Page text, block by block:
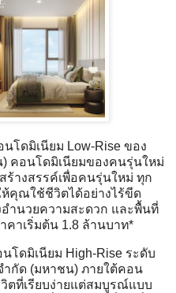
โดมิเนียม Low-Rise ของ
คอนโดมิเนียมของคนรุ่นใหม่
ร้างสรรค์เพื่อคนรุ่นใหม่ ทุก
ห้คุณใช้ชีวิตได้อย่างไร้ขีด
อำนวยความสะดวก และพื้นที่
คาเริ่มต้น 1.8 ล้านบาท*
โดมิเนียม High-Rise ระดับ
ำกัด (มหาชน) ภายใต้คอน
วิตที่เรียบง่ายแต่สมบูรณ์แบบ